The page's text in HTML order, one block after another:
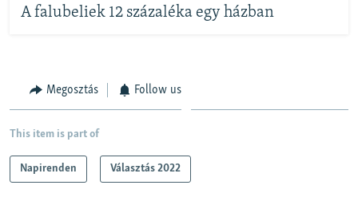
A falubeliek 12 százaléka egy házban
Megosztás Follow us
This item is part of
Napirenden Választás 2022